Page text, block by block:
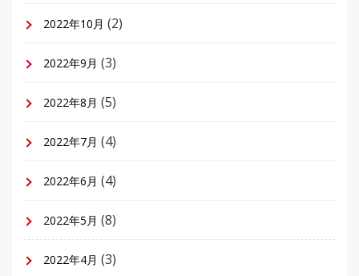
2022年10月 (2)
2022年9月 (3)
2022年8月 (5)
2022年7月 (4)
2022年6月 (4)
2022年5月 (8)
2022年4月 (3)